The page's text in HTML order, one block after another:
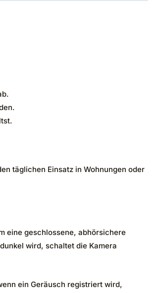
täglichen Einsatz in Wohnungen oder
eine geschlossene, abhörsichere
wird, schaltet die Kamera
ein Geräusch registriert wird,